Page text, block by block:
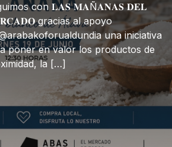
con 𝐋𝐀𝐒 𝐌𝐀Ñ𝐀𝐍𝐀𝐒 𝐃𝐄𝐋
gracias al apoyo
una iniciativa
poner en valor los productos de
la […]